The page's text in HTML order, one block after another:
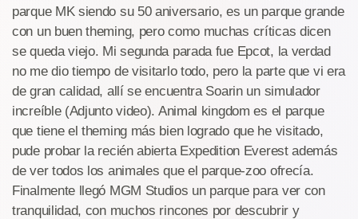
parque MK siendo su 50 aniversario, es un parque grande
con un buen theming, pero como muchas críticas dicen
se queda viejo. Mi segunda parada fue Epcot, la verdad
no me dio tiempo de visitarlo todo, pero la parte que vi era
de gran calidad, allí se encuentra Soarin un simulador
increíble (Adjunto video). Animal kingdom es el parque
que tiene el theming más bien logrado que he visitado,
pude probar la recién abierta Expedition Everest además
de ver todos los animales que el parque-zoo ofrecía.
Finalmente llegó MGM Studios un parque para ver con
tranquilidad, con muchos rincones por descubrir y